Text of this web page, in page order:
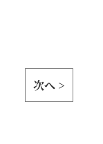
次へ >